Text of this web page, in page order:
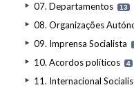
07. Departamentos 13
08. Organizações
09. Imprensa Socialista
10. Acordos políticos 4
11. Internacional